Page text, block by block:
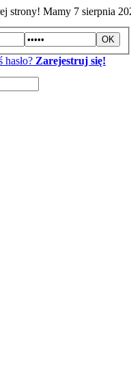
strony! Mamy 7 sierpnia
hasło? Zarejestruj się!